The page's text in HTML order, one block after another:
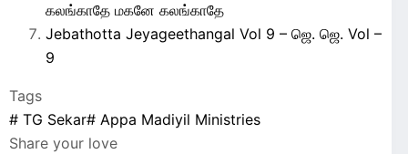
கலங்காதே மகனே கலங்காதே
Jebathotta Jeyageethangal Vol 9 – ஜெ. ஜெ. Vol –
9
Tags
# TG Sekar# Appa Madiyil Ministries
Share your love